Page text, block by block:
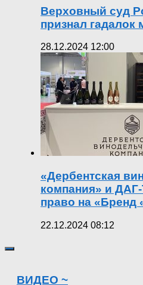
Верховный суд
признал
28.12.2024 12:00
«Дербентская
компания» и
право на «Бренд
22.12.2024 08:12
ВИДЕО ~